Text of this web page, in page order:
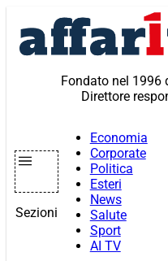
contenuto
Fondato nel 1996
Direttore
Sezioni
Economia
Corporate
Politica
Esteri
News
Salute
Sport
AI TV